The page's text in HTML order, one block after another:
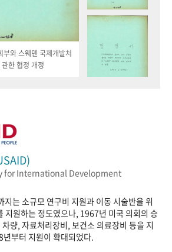
와 스웨덴 국제개발처
한 협정 개정
for International Development
는 소규모 연구비 지원과 이동 시술반을 위
지원하는 정도였으나, 1967년 미국 의회의 승
량, 자료처리장비, 보건소 의료장비 등을 지
부터 지원이 확대되었다.